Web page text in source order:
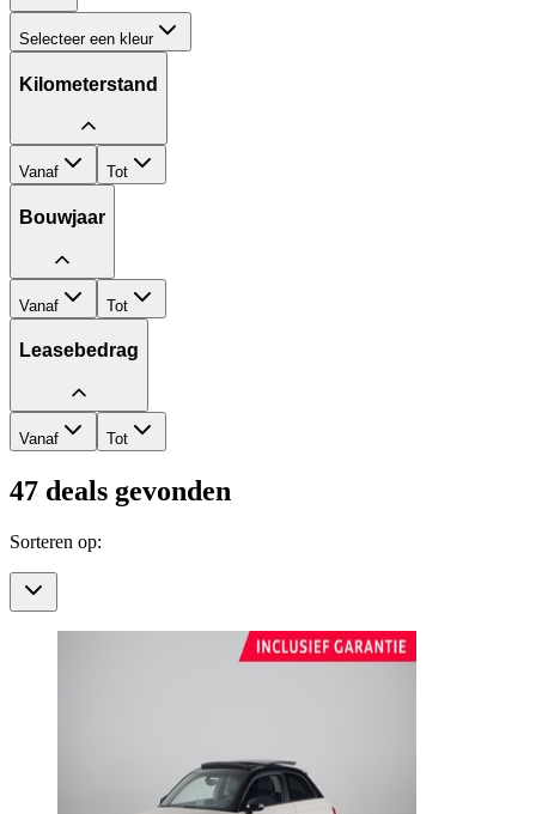
Selecteer een kleur
Kilometerstand
Vanaf Tot
Bouwjaar
Vanaf Tot
Leasebedrag
Vanaf Tot
47 deals gevonden
Sorteren op: